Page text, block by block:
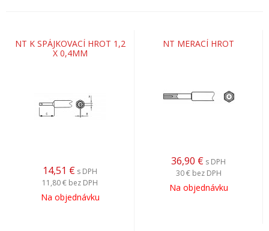
NT K SPÁJKOVACÍ HROT 1,2
X 0,4MM
14,51 € s DPH
11,80 € bez DPH
Na objednávku
NT MERACÍ HROT
36,90 € s DPH
30 € bez DPH
Na objednávku